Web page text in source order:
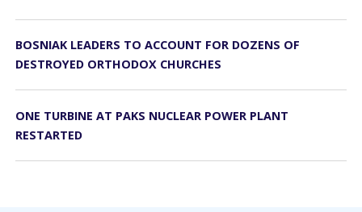
BOSNIAK LEADERS TO ACCOUNT FOR DOZENS OF
DESTROYED ORTHODOX CHURCHES
ONE TURBINE AT PAKS NUCLEAR POWER PLANT
RESTARTED